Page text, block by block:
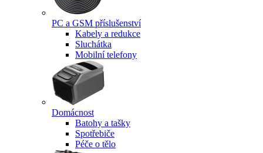
PC a GSM příslušenství
Kabely a redukce
Sluchátka
Mobilní telefony
Domácnost
Batohy a tašky
Spotřebiče
Péče o tělo